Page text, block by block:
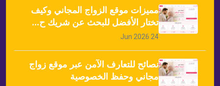
مميزات موقع الزواج المجاني وكيف
تختار الأفضل للبحث عن شريك ح...
24 Jun 2026
نصائح للتعارف الآمن عبر موقع زواج
مجاني وحفظ الخصوصية